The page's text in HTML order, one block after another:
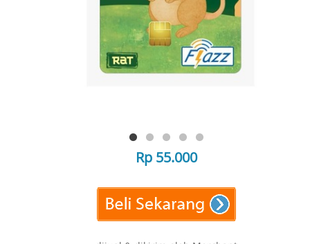
Rp 55.000